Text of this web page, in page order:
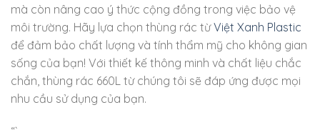
mà còn nâng cao ý thức cộng đồng trong việc bảo vệ
môi trường. Hãy lựa chọn thùng rác từViệt Xanh Plastic
để đảm bảo chất lượng và tính thẩm mỹ cho không gian
sống của bạn! Với thiết kế thông minh và chất liệu chắc
chắn, thùng rác 660L từ chúng tôi sẽ đáp ứng được mọi
nhu cầu sử dụng của bạn.
“`